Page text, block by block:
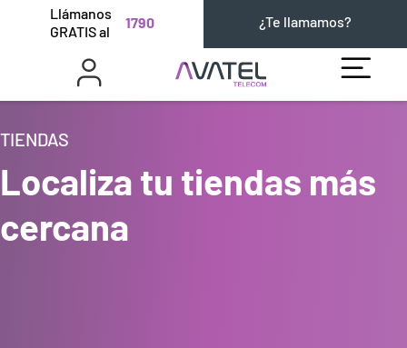
Llámanos
GRATIS al
1790 ¿Te llamamos?
TIENDAS
Localiza tu tiendas más
cercana